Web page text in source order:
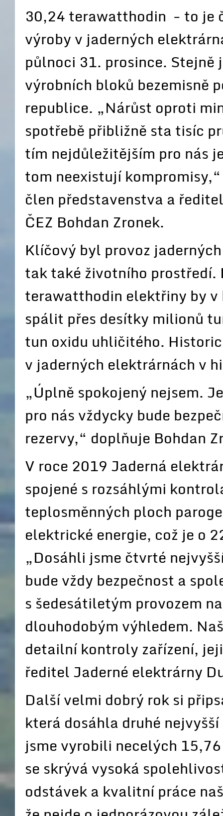
30,24 terawatthodin - to je
výroby v jaderných
půlnoci 31. prosince.
výrobních bloků bezemisně
republice. „Nárůst oproti
spotřebě přibližně sta tisíc
tím nejdůležitějším pro nás
tom neexistují
člen představenstva a
ČEZ Bohdan Zronek.
Klíčový byl provoz
tak také životního
terawatthodin elektřiny by
spálit přes desítky milionů
tun oxidu uhličitého.
v jaderných elektrárnách v
„Úplně spokojený nejsem.
pro nás vždycky bude
rezervy,“ doplňuje Bohdan
V roce 2019 Jaderná
spojené s rozsáhlými
teplosměnných ploch
elektrické energie, což je o
„Dosáhli jsme čtvrté
bude vždy bezpečnost a
s šedesátiletým provozem
dlouhodobým výhledem.
detailní kontroly zařízení,
ředitel Jaderné elektrárny
Další velmi dobrý rok si
která dosáhla druhé
jsme vyrobili necelých
se skrývá vysoká
odstávek a kvalitní práce